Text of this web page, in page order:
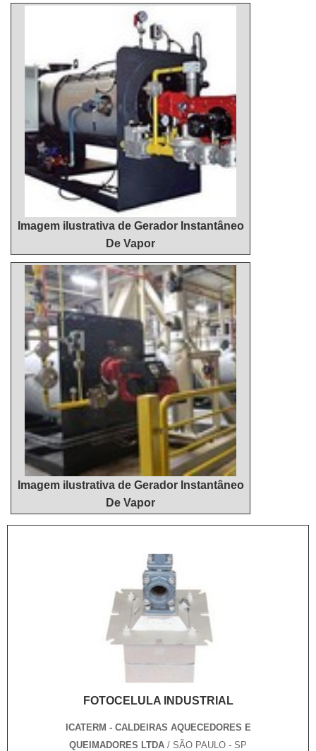
diversos materiais, reatores químicos,
evaporadores, entre o...
Imagem ilustrativa de Gerador Instantâneo
De Vapor
Imagem ilustrativa de Gerador Instantâneo
De Vapor
FOTOCELULA INDUSTRIAL
ICATERM - CALDEIRAS AQUECEDORES E
QUEIMADORES LTDA / SÃO PAULO - SP